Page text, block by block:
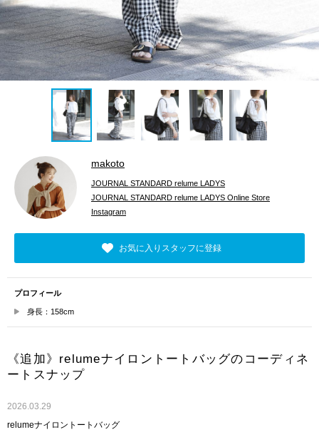
makoto
JOURNAL STANDARD relume LADYS
JOURNAL STANDARD relume LADYS Online Store
Instagram
お気に入りスタッフに登録
プロフィール
身長：158cm
《追加》relumeナイロントートバッグのコーディネ
ートスナップ
2026.03.29
relumeナイロントートバッグ